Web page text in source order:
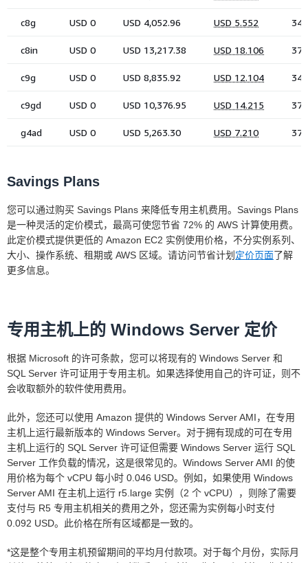
Savings Plans
您可以通过购买 Savings Plans 来降低专用主机费用。Savings Plans
是一种灵活的定价模式，最高可使您节省 72% 的 AWS 计算使用费。
此定价模式提供更低的 Amazon EC2 实例使用价格，不分实例系列、
大小、操作系统、租期或 AWS 区域。请访问节省计划 定价页面了解
更多信息。
专用主机上的 Windows Server 定价
根据 Microsoft 的许可条款，您可以将现有的 Windows Server 和
SQL Server 许可证用于专用主机。如果选择使用自己的许可证，则不
会收取额外的软件使用费用。
此外，您还可以使用 Amazon 提供的 Windows Server AMI，在专用
主机上运行最新版本的 Windows Server。对于拥有现成的可在专用
主机上运行的 SQL Server 许可证但需要 Windows Server 运行 SQL
Server 工作负载的情况，这是很常见的。Windows Server AMI 的使
用价格为每个 vCPU 每小时 0.046 USD。例如，如果使用 Windows
Server AMI 在主机上运行 r5.large 实例（2 个 vCPU），则除了需要
支付与 R5 专用主机相关的费用之外，您还需为实例每小时支付
0.092 USD。此价格在所有区域都是一致的。
*这是整个专用主机预留期间的平均月付款项。对于每个月份，实际月